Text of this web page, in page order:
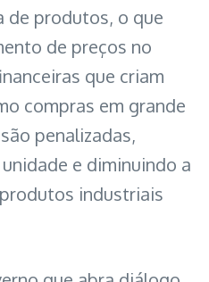
de produtos, o que
de preços no
que criam
compras em grande
penalizadas,
e diminuindo a
industriais